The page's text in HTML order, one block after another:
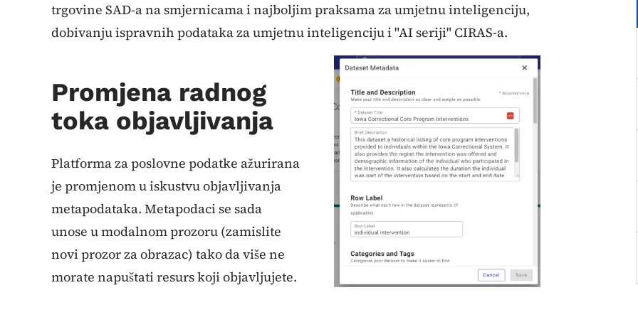
trgovine SAD-a na smjernicama i najboljim praksama za umjetnu inteligenciju,
dobivanju ispravnih podataka za umjetnu inteligenciju i "AI seriji" CIRAS-a.
Promjena radnog
toka objavljivanja
Platforma za poslovne podatke ažurirana
je promjenom u iskustvu objavljivanja
metapodataka. Metapodaci se sada
unose u modalnom prozoru (zamislite
novi prozor za obrazac) tako da više ne
morate napuštati resurs koji objavljujete.